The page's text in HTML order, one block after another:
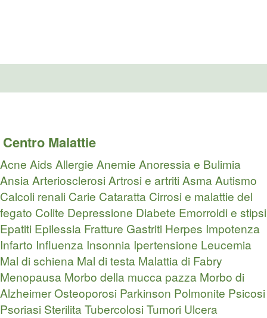
Centro Malattie
Acne Aids Allergie Anemie Anoressia e Bulimia
AnsiaArteriosclerosiArtrosi e artritiAsmaAutismo
Calcoli renali Carie Cataratta Cirrosi e malattie del
fegato Colite Depressione Diabete Emorroidi e stipsi
Epatiti Epilessia Fratture Gastriti Herpes Impotenza
Infarto Influenza Insonnia Ipertensione Leucemia
Mal di schiena Mal di testa Malattia di Fabry
Menopausa Morbo della mucca pazza Morbo di
AlzheimerOsteoporosi Parkinson Polmonite Psicosi
Psoriasi SterilitaTubercolosiTumori Ulcera